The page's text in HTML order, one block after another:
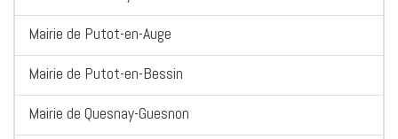
Mairie de Putot-en-Auge
Mairie de Putot-en-Bessin
Mairie de Quesnay-Guesnon